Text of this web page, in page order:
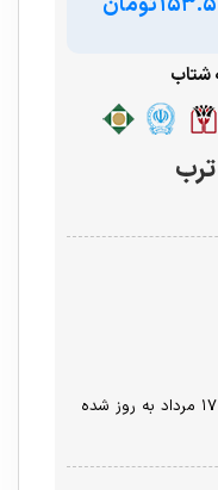
شتاب
قیمت محصولات سایت امروز ،شنبه ۱۷ مرداد به روز شده